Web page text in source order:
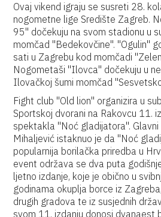
Ovaj vikend igraju se susreti 28.
nogometne lige Središte Zagreb.
95" dočekuju na svom stadionu u
momčad "Bedekovčine". "Ogulin"
sati u Zagrebu kod momčadi
Nogometaši "Ilovca" dočekuju u
Ilovačkoj šumi momčad
Fight club "Old lion" organizira u
Sportskoj dvorani na Rakovcu 11.
spektakla "Noć gladijatora".
Mihaljević istaknuo je da "Noć
popularnija borilačka priredba u
event održava se dva puta
ljetno izdanje, koje je obično u
godinama okuplja borce iz
drugih gradova te iz susjednih
svom 11. izdanju donosi dvanaest